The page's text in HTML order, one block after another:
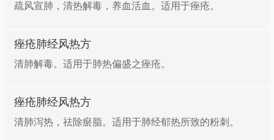
疏风宣肺，清热解毒，养血活血。适用于痤疮。
痤疮肺经风热方
清肺解毒。适用于肺热偏盛之痤疮。
痤疮肺经风热方
清肺泻热，祛除瘀脂。适用于肺经郁热所致的粉刺。